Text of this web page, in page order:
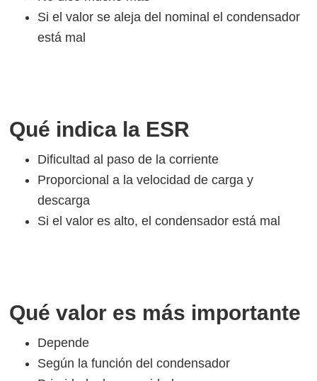
Si el valor se aleja del nominal el condensador
está mal
Qué indica la ESR
Dificultad al paso de la corriente
Proporcional a la velocidad de carga y
descarga
Si el valor es alto, el condensador está mal
Qué valor es más importante
Depende
Según la función del condensador